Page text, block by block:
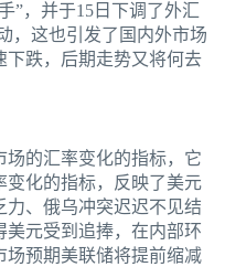
”，并于15日下调了外汇
，这也引发了国内外市场
下跌，后期走势又将何去
场的汇率变化的指标，它
变化的指标，反映了美元
力、俄乌冲突迟迟不见结
美元受到追捧，在内部环
场预期美联储将提前缩减